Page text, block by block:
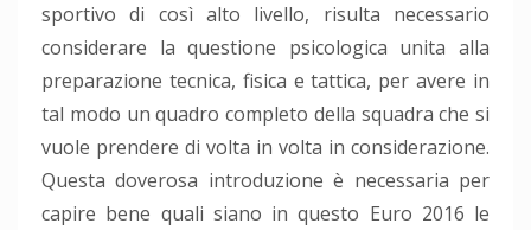
sportivo di così alto livello, risulta necessario
considerare la questione psicologica unita alla
preparazione tecnica, fisica e tattica, per avere in
tal modo un quadro completo della squadra che si
vuole prendere di volta in volta in considerazione.
Questa doverosa introduzione è necessaria per
capire bene quali siano in questo Euro 2016 le